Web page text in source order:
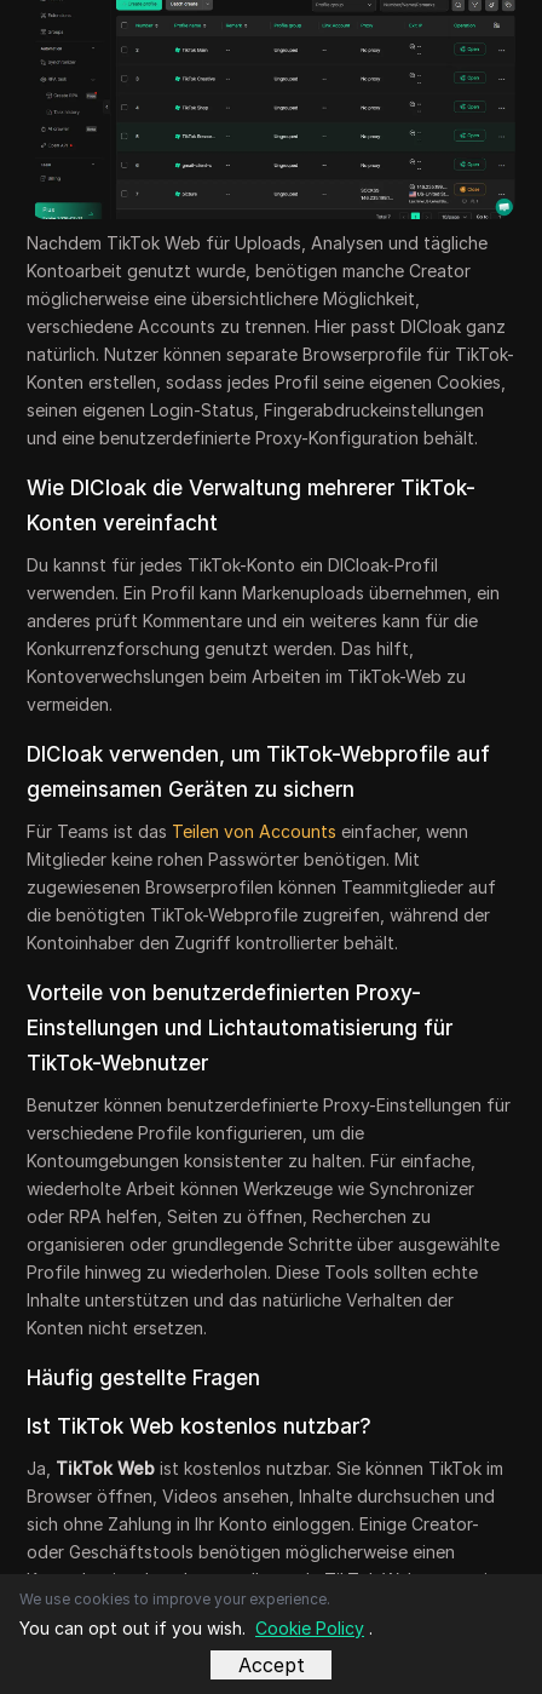
Nachdem TikTok Web für Uploads, Analysen und tägliche
Kontoarbeit genutzt wurde, benötigen manche Creator
möglicherweise eine übersichtlichere Möglichkeit,
verschiedene Accounts zu trennen. Hier passt DICloak ganz
natürlich. Nutzer können separate Browserprofile für TikTok-
Konten erstellen, sodass jedes Profil seine eigenen Cookies,
seinen eigenen Login-Status, Fingerabdruckeinstellungen
und eine benutzerdefinierte Proxy-Konfiguration behält.
Wie DICloak die Verwaltung mehrerer TikTok-
Konten vereinfacht
Du kannst für jedes TikTok-Konto ein DICloak-Profil
verwenden. Ein Profil kann Markenuploads übernehmen, ein
anderes prüft Kommentare und ein weiteres kann für die
Konkurrenzforschung genutzt werden. Das hilft,
Kontoverwechslungen beim Arbeiten im TikTok-Web zu
vermeiden.
DICloak verwenden, um TikTok-Webprofile auf
gemeinsamen Geräten zu sichern
Für Teams ist das Teilen von Accounts einfacher, wenn
Mitglieder keine rohen Passwörter benötigen. Mit
zugewiesenen Browserprofilen können Teammitglieder auf
die benötigten TikTok-Webprofile zugreifen, während der
Kontoinhaber den Zugriff kontrollierter behält.
Vorteile von benutzerdefinierten Proxy-
Einstellungen und Lichtautomatisierung für
TikTok-Webnutzer
Benutzer können benutzerdefinierte Proxy-Einstellungen für
verschiedene Profile konfigurieren, um die
Kontoumgebungen konsistenter zu halten. Für einfache,
wiederholte Arbeit können Werkzeuge wie Synchronizer
oder RPA helfen, Seiten zu öffnen, Recherchen zu
organisieren oder grundlegende Schritte über ausgewählte
Profile hinweg zu wiederholen. Diese Tools sollten echte
Inhalte unterstützen und das natürliche Verhalten der
Konten nicht ersetzen.
Häufig gestellte Fragen
Ist TikTok Web kostenlos nutzbar?
Ja, TikTok Web ist kostenlos nutzbar. Sie können TikTok im
Browser öffnen, Videos ansehen, Inhalte durchsuchen und
sich ohne Zahlung in Ihr Konto einloggen. Einige Creator-
oder Geschäftstools benötigen möglicherweise einen
Konto-Login, aber der grundlegende TikTok-Webzugang ist
kostenlos.
Kann man Live-Streams auf TikTok Web
We use cookies to improve your experience.
You can opt out if you wish. Cookie Policy .
Accept